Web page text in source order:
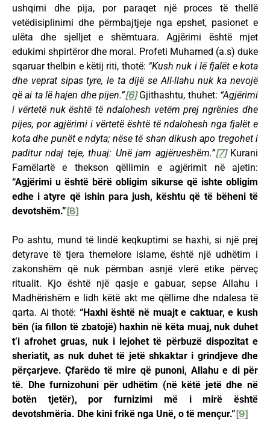
ushqimi dhe pija, por paraqet një proces të thellë
vetëdisiplinimi dhe përmbajtjeje nga epshet, pasionet e
ulëta dhe sjelljet e shëmtuara. Agjërimi është mjet
edukimi shpirtëror dhe moral. Profeti Muhamed (a.s) duke
sqaruar thelbin e këtij riti, thotë: “Kush nuk i lë fjalët e kota
dhe veprat sipas tyre, le ta dijë se All-llahu nuk ka nevojë
që ai ta lë hajen dhe pijen.”[6] Gjithashtu, thuhet: “Agjërimi
i vërtetë nuk është të ndalohesh vetëm prej ngrënies dhe
pijes, por agjërimi i vërtetë është të ndalohesh nga fjalët e
kota dhe punët e ndyta; nëse të shan dikush apo tregohet i
paditur ndaj teje, thuaj: Unë jam agjërueshëm.”[7]Kurani
Famëlartë e thekson qëllimin e agjërimit në ajetin:
“Agjërimi u është bërë obligim sikurse që ishte obligim
edhe i atyre që ishin para jush, kështu që të bëheni të
devotshëm.”[8]
Po ashtu, mund të lindë keqkuptimi se haxhi, si një prej
detyrave të tjera themelore islame, është një udhëtim i
zakonshëm që nuk përmban asnjë vlerë etike përveç
ritualit. Kjo është një qasje e gabuar, sepse Allahu i
Madhërishëm e lidh këtë akt me qëllime dhe ndalesa të
qarta. Ai thotë: “Haxhi është në muajt e caktuar, e kush
bën (ia fillon të zbatojë) haxhin në këta muaj, nuk duhet
t’i afrohet gruas, nuk i lejohet të përbuzë dispozitat e
sheriatit, as nuk duhet të jetë shkaktar i grindjeve dhe
përçarjeve. Çfarëdo të mire që punoni, Allahu e di për
të. Dhe furnizohuni për udhëtim (në këtë jetë dhe në
botën tjetër), por furnizimi më i mirë është
devotshmëria. Dhe kini frikë nga Unë, o të mençur.”[9]